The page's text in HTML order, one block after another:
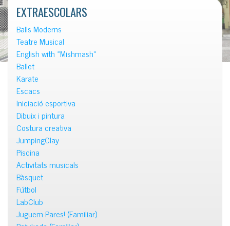
EXTRAESCOLARS
Balls Moderns
Teatre Musical
English with «Mishmash»
Ballet
Karate
Escacs
Iniciació esportiva
Dibuix i pintura
Costura creativa
JumpingClay
Piscina
Activitats musicals
Bàsquet
Fútbol
LabClub
Juguem Pares! (Familiar)